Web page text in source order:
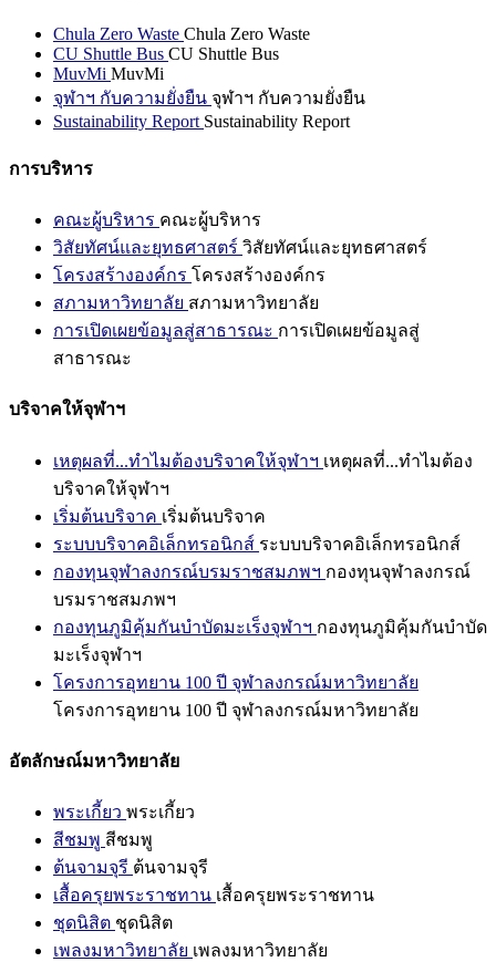
Chula Zero Waste Chula Zero Waste
CU Shuttle Bus CU Shuttle Bus
MuvMi MuvMi
จุฬาฯ กับความยั่งยืน จุฬาฯ กับความยั่งยืน
Sustainability Report Sustainability Report
การบริหาร
คณะผู้บริหาร คณะผู้บริหาร
วิสัยทัศน์และยุทธศาสตร์ วิสัยทัศน์และยุทธศาสตร์
โครงสร้างองค์กร โครงสร้างองค์กร
สภามหาวิทยาลัย สภามหาวิทยาลัย
การเปิดเผยข้อมูลสู่สาธารณะ การเปิดเผยข้อมูลสู่
สาธารณะ
บริจาคให้จุฬาฯ
เหตุผลที่...ทำไมต้องบริจาคให้จุฬาฯ เหตุผลที่...ทำไมต้อง
บริจาคให้จุฬาฯ
เริ่มต้นบริจาค เริ่มต้นบริจาค
ระบบบริจาคอิเล็กทรอนิกส์ ระบบบริจาคอิเล็กทรอนิกส์
กองทุนจุฬาลงกรณ์บรมราชสมภพฯ กองทุนจุฬาลงกรณ์
บรมราชสมภพฯ
กองทุนภูมิคุ้มกันบำบัดมะเร็งจุฬาฯ กองทุนภูมิคุ้มกันบำบัด
มะเร็งจุฬาฯ
โครงการอุทยาน 100 ปี จุฬาลงกรณ์มหาวิทยาลัย
โครงการอุทยาน 100 ปี จุฬาลงกรณ์มหาวิทยาลัย
อัตลักษณ์มหาวิทยาลัย
พระเกี้ยว พระเกี้ยว
สีชมพู สีชมพู
ต้นจามจุรี ต้นจามจุรี
เสื้อครุยพระราชทาน เสื้อครุยพระราชทาน
ชุดนิสิต ชุดนิสิต
เพลงมหาวิทยาลัย เพลงมหาวิทยาลัย